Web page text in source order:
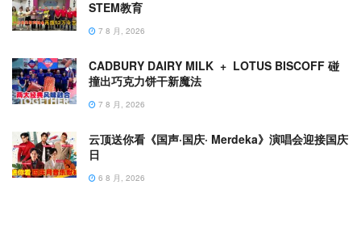
STEM教育
7 8 月, 2026
CADBURY DAIRY MILK + LOTUS BISCOFF 碰
撞出巧克力饼干新魔法
7 8 月, 2026
云顶送你看《国声·国庆· Merdeka》演唱会迎接国庆
日
6 8 月, 2026